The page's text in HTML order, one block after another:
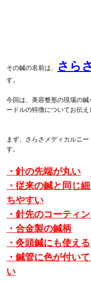
その鍼の名前は、 さら
す。
今回は、美容整形の現場の
ードルの特徴についてお伝え
まず、さらさメディカルニ
す。
・針の先端が丸い
・従来の鍼と同じ
ちやすい
・針先のコーティ
・合金製の鍼柄
・灸頭鍼にも使える
・鍼管に色が付い
い